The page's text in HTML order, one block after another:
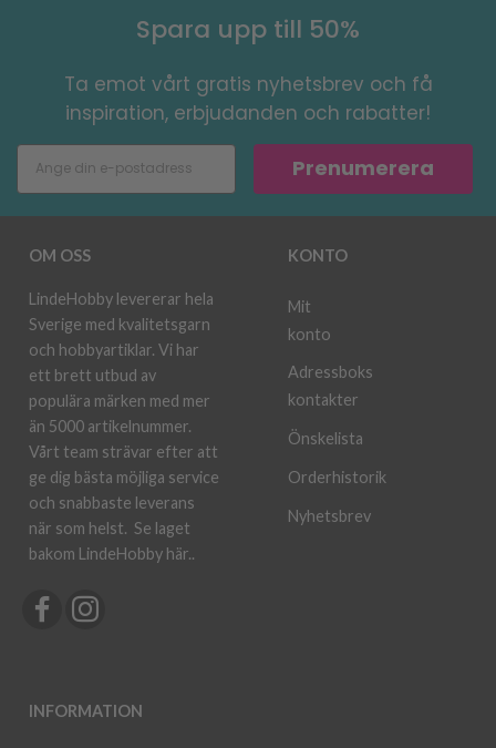
Spara upp till 50%
Ta emot vårt gratis nyhetsbrev och få
inspiration, erbjudanden och rabatter!
Prenumerera
OM OSS
LindeHobby levererar hela
Sverige med kvalitetsgarn
och hobbyartiklar. Vi har
ett brett utbud av
populära märken med mer
än 5000 artikelnummer.
Vårt team strävar efter att
ge dig bästa möjliga service
och snabbaste leverans
när som helst. Se laget
bakom LindeHobby här..
INFORMATION
KONTO
Mit
konto
Adressboks
kontakter
Önskelista
Orderhistorik
Nyhetsbrev